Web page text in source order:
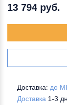
13 794 руб.
Доставка: до
Доставка 1-3